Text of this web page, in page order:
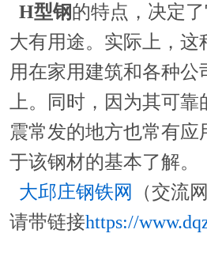
H型钢的特点，决定
大有用途。实际上，这
用在家用建筑和各种公
上。同时，因为其可
震常发的地方也常有应
于该钢材的基本了解。
大邱庄钢铁网
（交流
请带链接https://